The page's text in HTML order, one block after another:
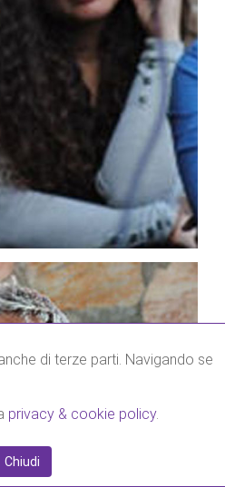
di terze parti. Navigando se
privacy & cookie policy.
Chiudi